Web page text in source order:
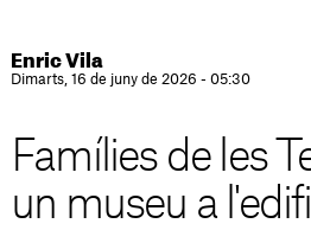
Enric Vila
Dimarts, 16 de juny de 2026 - 05:30
Famílies de les
un museu a